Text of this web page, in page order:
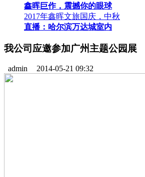
鑫晖巨作，震撼你的眼球
2017年鑫晖文旅国庆，中秋
直播：哈尔滨万达城室内
我公司应邀参加广州主题公园展
admin 2014-05-21 09:32